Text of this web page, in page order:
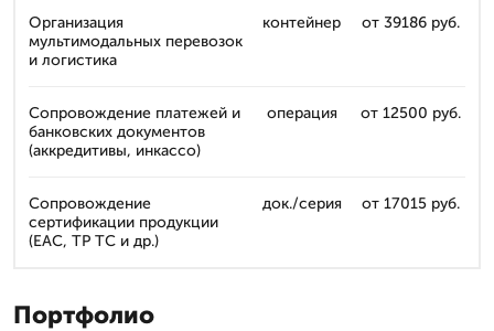
Организация
мультимодальных перевозок
и логистика
контейнер от 39186 руб.
Сопровождение платежей и
банковских документов
(аккредитивы, инкассо)
операция от 12500 руб.
Сопровождение
сертификации продукции
(ЕАС, ТР ТС и др.)
док./серия от 17015 руб.
Портфолио